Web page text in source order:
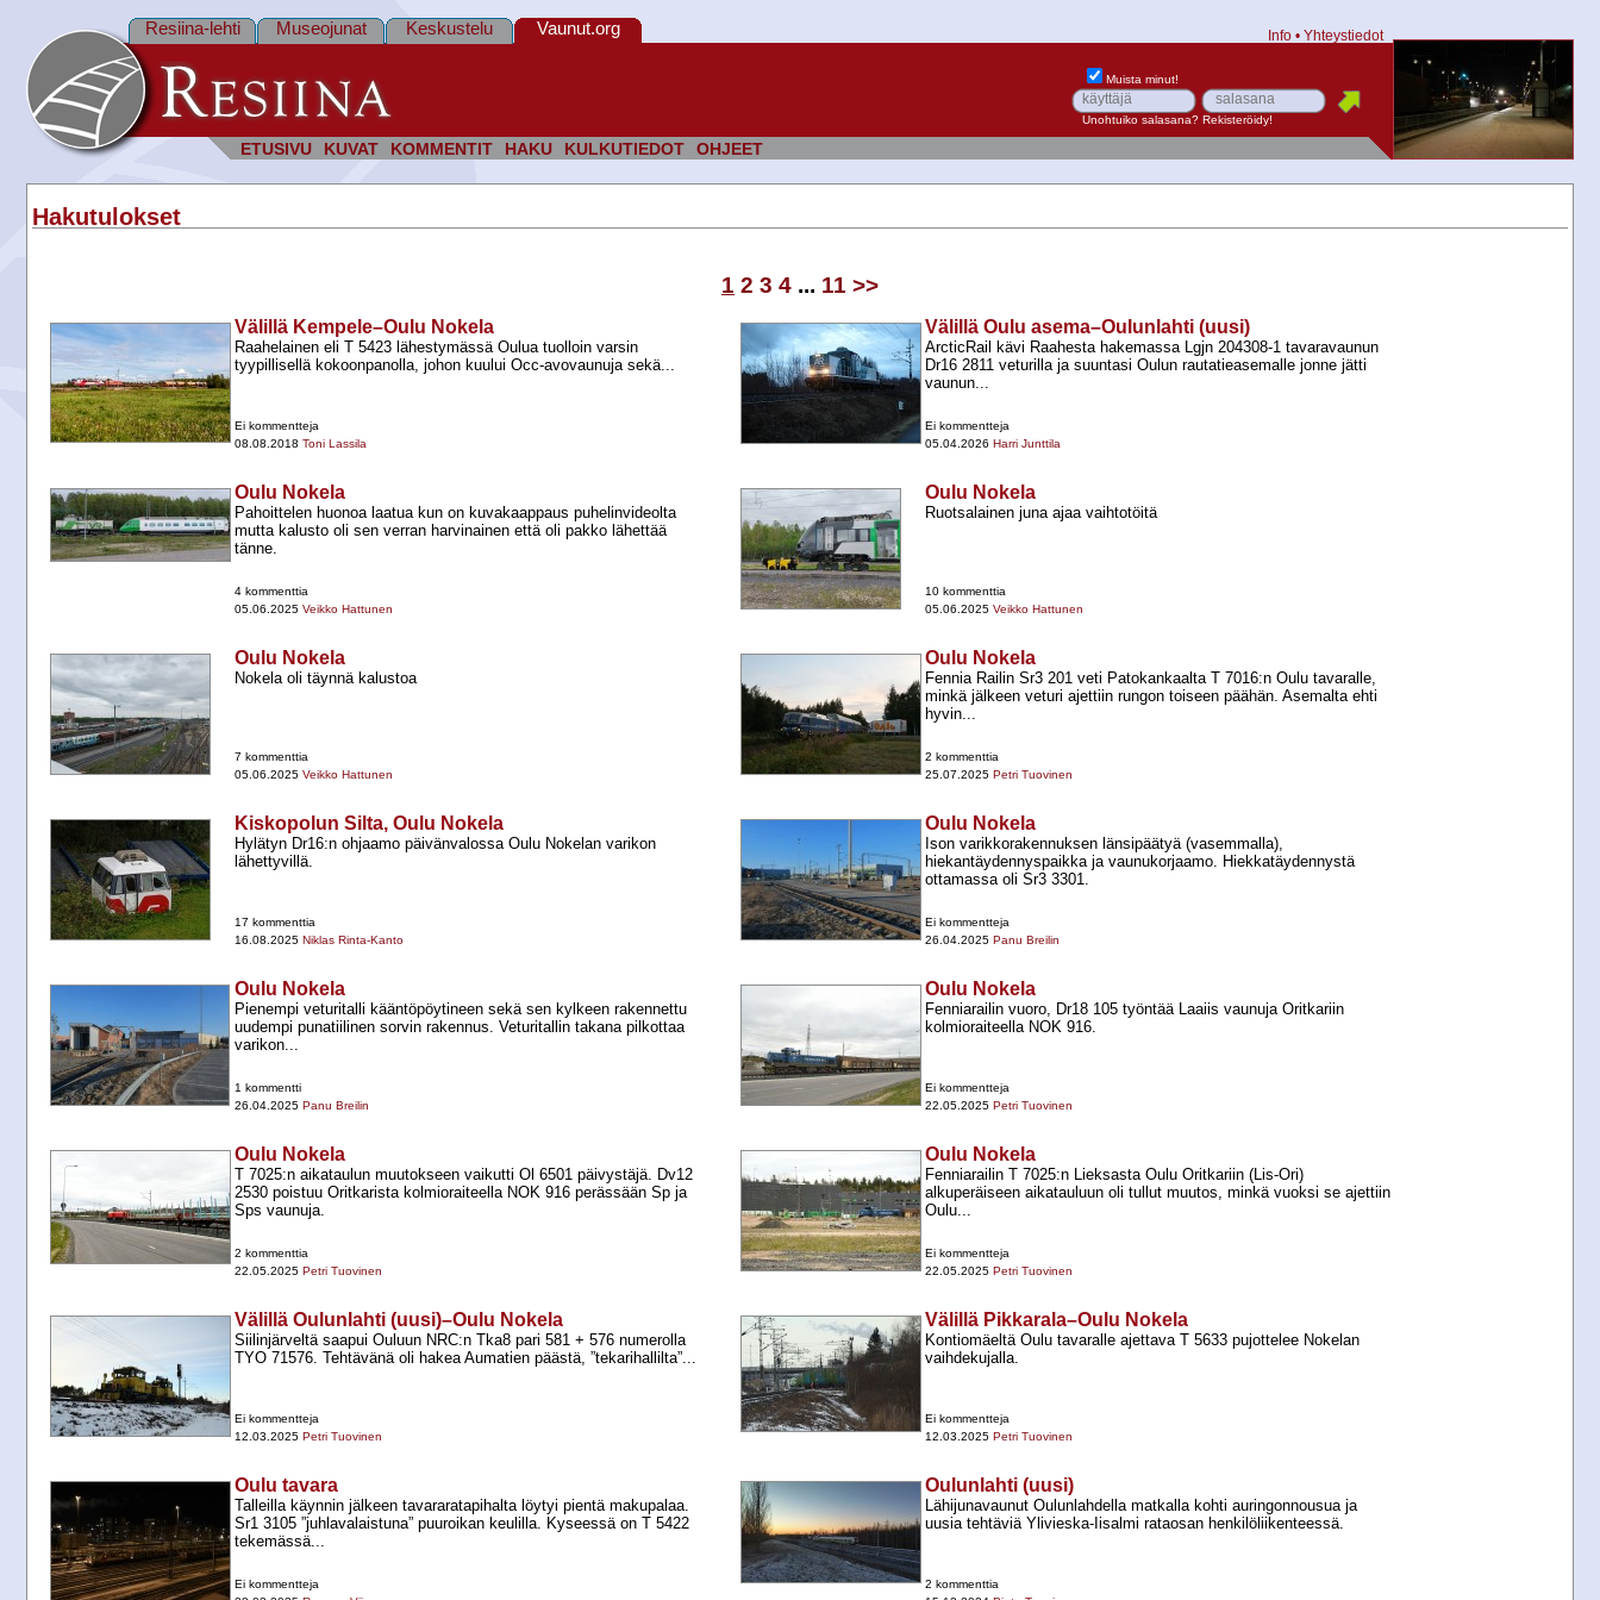
ETUSIVU KUVAT KOMMENTIT HAKU KULKUTIEDOT OHJEET
Resiina-lehti Museojunat Keskustelu Vaunut.org Info • Yhteystiedot
Muista minut!
Unohtuiko salasana? Rekisteröidy!
Hakutulokset
1 2 3 4 ... 11 >>
Välillä Kempele–Oulu Nokela
Raahelainen eli T 5423 lähestymässä Oulua tuolloin varsin
tyypillisellä kokoonpanolla, johon kuului Occ-​avovaunuja sekä...
Ei kommentteja
08.08.2018 Toni Lassila
Välillä Oulu asema–Oulunlahti (uusi)
ArcticRail kävi Raahesta hakemassa Lgjn 204308-​1 tavaravaunun
Dr16 2811 veturilla ja suuntasi Oulun rautatieasemalle jonne jätti
vaunun...
Ei kommentteja
05.04.2026 Harri Junttila
Oulu Nokela
Pahoittelen huonoa laatua kun on kuvakaappaus puhelinvideolta
mutta kalusto oli sen verran harvinainen että oli pakko lähettää
tänne.
4 kommenttia
05.06.2025 Veikko Hattunen
Oulu Nokela
Ruotsalainen juna ajaa vaihtotöitä
10 kommenttia
05.06.2025 Veikko Hattunen
Oulu Nokela
Nokela oli täynnä kalustoa
7 kommenttia
05.06.2025 Veikko Hattunen
Oulu Nokela
Fennia Railin Sr3 201 veti Patokankaalta T 7016:n Oulu tavaralle,
minkä jälkeen veturi ajettiin rungon toiseen päähän. Asemalta ehti
hyvin...
2 kommenttia
25.07.2025 Petri Tuovinen
Kiskopolun Silta, Oulu Nokela
Hylätyn Dr16:n ohjaamo päivänvalossa Oulu Nokelan varikon
lähettyvillä.
17 kommenttia
16.08.2025 Niklas Rinta-Kanto
Oulu Nokela
Ison varikkorakennuksen länsipäätyä (vasemmalla),
hiekantäydennyspaikka ja vaunukorjaamo. Hiekkatäydennystä
ottamassa oli Sr3 3301.
Ei kommentteja
26.04.2025 Panu Breilin
Oulu Nokela
Pienempi veturitalli kääntöpöytineen sekä sen kylkeen rakennettu
uudempi punatiilinen sorvin rakennus. Veturitallin takana pilkottaa
varikon...
1 kommentti
26.04.2025 Panu Breilin
Oulu Nokela
Fenniarailin vuoro, Dr18 105 työntää Laaiis vaunuja Oritkariin
kolmioraiteella NOK 916.
Ei kommentteja
22.05.2025 Petri Tuovinen
Oulu Nokela
T 7025:n aikataulun muutokseen vaikutti Ol 6501 päivystäjä. Dv12
2530 poistuu Oritkarista kolmioraiteella NOK 916 perässään Sp ja
Sps vaunuja.
2 kommenttia
22.05.2025 Petri Tuovinen
Oulu Nokela
Fenniarailin T 7025:n Lieksasta Oulu Oritkariin (Lis-​Ori)
alkuperäiseen aikatauluun oli tullut muutos, minkä vuoksi se ajettiin
Oulu...
Ei kommentteja
22.05.2025 Petri Tuovinen
Välillä Oulunlahti (uusi)–Oulu Nokela
Siilinjärveltä saapui Ouluun NRC:n Tka8 pari 581 +​ 576 numerolla
TYO 71576. Tehtävänä oli hakea Aumatien päästä, ”tekarihallilta”...
Ei kommentteja
12.03.2025 Petri Tuovinen
Välillä Pikkarala–Oulu Nokela
Kontiomäeltä Oulu tavaralle ajettava T 5633 pujottelee Nokelan
vaihdekujalla.
Ei kommentteja
12.03.2025 Petri Tuovinen
Oulu tavara
Talleilla käynnin jälkeen tavararatapihalta löytyi pientä makupalaa.
Sr1 3105 ”juhlavalaistuna” puuroikan keulilla. Kyseessä on T 5422
tekemässä...
Ei kommentteja
Oulunlahti (uusi)
Lähijunavaunut Oulunlahdella matkalla kohti auringonnousua ja
uusia tehtäviä Ylivieska-​Iisalmi rataosan henkilöliikenteessä.
2 kommenttia